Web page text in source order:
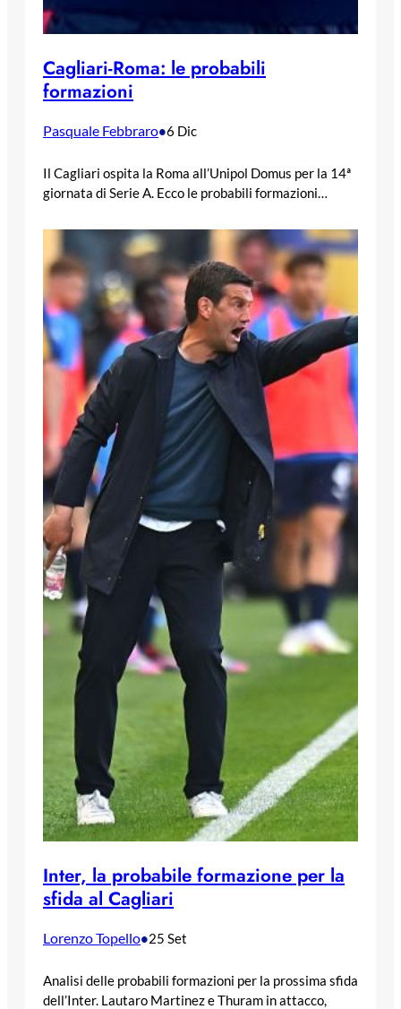
Cagliari-Roma: le probabili
formazioni
Pasquale Febbraro•6 Dic
Il Cagliari ospita la Roma all’Unipol Domus per la 14ª
giornata di Serie A. Ecco le probabili formazioni…
Inter, la probabile formazione per la
sfida al Cagliari
Lorenzo Topello•25 Set
Analisi delle probabili formazioni per la prossima sfida
dell’Inter. Lautaro Martinez e Thuram in attacco,